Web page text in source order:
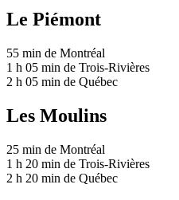
Le Piémont
55 min de Montréal
1 h 05 min de Trois-Rivières
2 h 05 min de Québec
Les Moulins
25 min de Montréal
1 h 20 min de Trois-Rivières
2 h 20 min de Québec